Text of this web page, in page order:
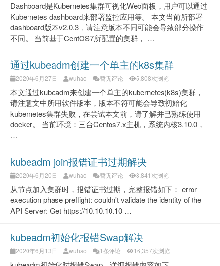
Dashboard是Kubernetes集群可视化Web面板，用户可以通过
Kubernetes dashboard来部署监控应用等。 本文当前所部署
dashboard版本v2.0.3，请注意版本不同可能会导致部分操作
不同。 当前基于CentOS7所配置的集群， …
通过kubeadm创建一个单主的k8s集群
2020年6月27日 wuhao 暂无评论 5,808次浏览
本文通过kubeadm来创建一个单主的kubernetes(k8s)集群，
请注意文中所用软件版本，版本不符可能会导致初始化
kubernetes集群失败，在尝试本文前，请了解并已熟练使用
docker。 当前环境：三台Centos7.x主机，系统内核3.10.0，
…
kubeadm join报错证书过期解决
2020年6月20日 wuhao 暂无评论 8,841次浏览
从节点加入集群时，报错证书过期，完整报错如下： error
execution phase preflight: couldn't validate the identity of the
API Server: Get https://10.10.10.10 …
kubeadm初始化报错Swap解决
2020年6月13日 wuhao 1条评论 16,357次浏览